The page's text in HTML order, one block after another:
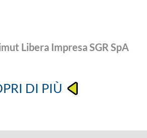
Libera Impresa SGR SpA
DI PIÙ